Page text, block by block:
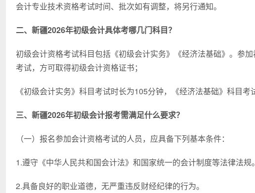
会计专业技术资格考试时间、批次如有调整，将另行通知。
二、新疆2026年初级会计具体考哪几门科目？
初级会计资格考试科目包括《初级会计实务》《经济法基础》。参
考试，方可取得初级会计资格证书；
《初级会计实务》科目考试时长为105分钟，《经济法基础》科目
三、新疆2026年初级会计报考需满足什么要求？
（一）报名参加会计资格考试的人员，应具备下列基本条件：
1.遵守《中华人民共和国会计法》和国家统一的会计制度等法律法规。
2.具备良好的职业道德，无严重违反财经纪律的行为。